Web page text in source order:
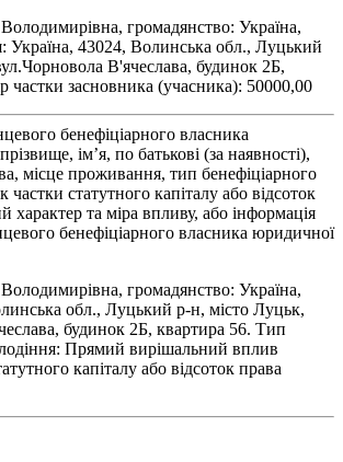
громадянство: Україна,
Україна, 43024, Волинська обл., Луцький
В'ячеслава, будинок 2Б,
частки засновника (учасника): 50000,00
бенефіціарного власника
ім’я, по батькові (за наявності),
місце проживання, тип бенефіціарного
частки статутного капіталу або відсоток
характер та міра впливу, або інформація
бенефіціарного власника юридичної
громадянство: Україна,
обл., Луцький р-н, місто Луцьк,
будинок 2Б, квартира 56. Тип
Прямий вирішальний вплив
капіталу або відсоток права